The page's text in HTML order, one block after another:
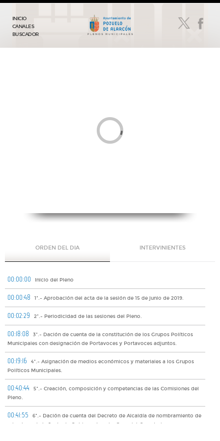
INICIO
CANALES
BUSCADOR
ORDEN DEL DIA INTERVINIENTES
00:00:00 Inicio del Pleno
00:00:48 1º.- Aprobación del acta de la sesión de 15 de junio de 2019.
00:02:29 2º.- Periodicidad de las sesiones del Pleno.
00:18:08
3º.- Dación de cuenta de la constitución de los Grupos Políticos
Municipales con designación de Portavoces y Portavoces adjuntos.
00:19:16
4º.- Asignación de medios económicos y materiales a los Grupos
Políticos Municipales.
00:40:44
5º.- Creación, composición y competencias de las Comisiones del
Pleno.
00:41:55
6º.- Dación de cuenta del Decreto de Alcaldía de nombramiento de
miembros de la Junta de Gobierno Local y Concejal-Secretario.